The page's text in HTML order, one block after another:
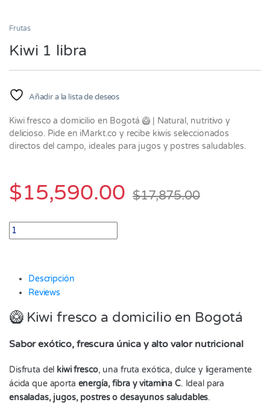
Frutas
Kiwi 1 libra
Añadir a la lista de deseos
Kiwi fresco a domicilio en Bogotá 🥝 | Natural, nutritivo y
delicioso. Pide en iMarkt.co y recibe kiwis seleccionados
directos del campo, ideales para jugos y postres saludables.
$15,590.00 $17,875.00
Kiwi 1 libra quantity
Descripción
Reviews
🥝 Kiwi fresco a domicilio en Bogotá
Sabor exótico, frescura única y alto valor nutricional
Disfruta del kiwi fresco, una fruta exótica, dulce y ligeramente
ácida que aporta energía, fibra y vitamina C. Ideal para
ensaladas, jugos, postres o desayunos saludables.